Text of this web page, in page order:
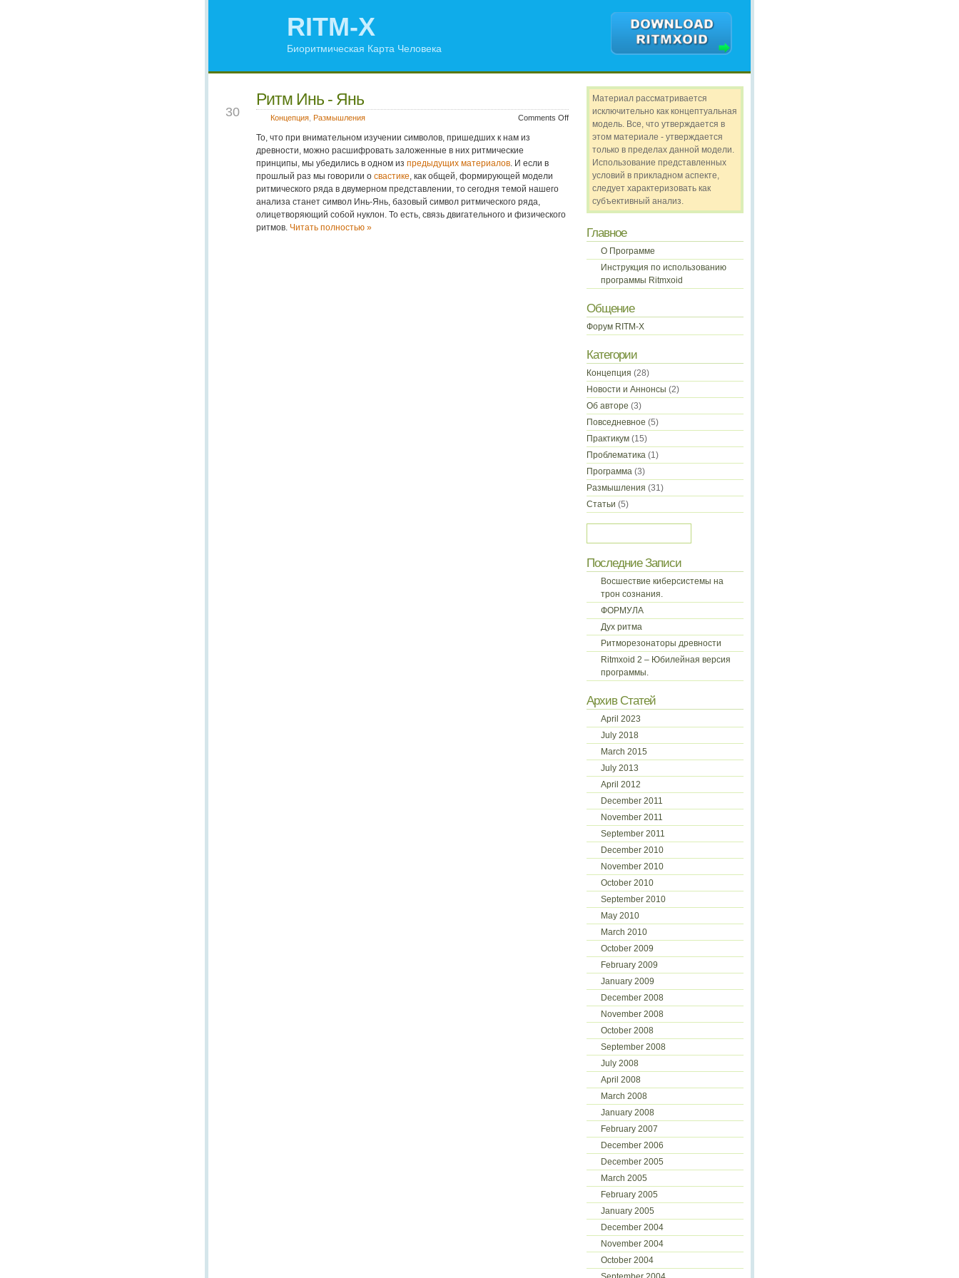
RITM-X
Биоритмическая Карта Человека
30
Ритм Инь - Янь
Концепция Размышления Comments Off
То, что при внимательном изучении символов, пришедших к нам из
древности, можно расшифровать заложенные в них ритмические
принципы, мы убедились в одном из предыдущих материалов. И если в
прошлый раз мы говорили о свастике, как общей, формирующей модели
ритмического ряда в двумерном представлении, то сегодня темой нашего
анализа станет символ Инь-Янь, базовый символ ритмического ряда,
олицетворяющий собой нуклон. То есть, связь двигательного и физического
ритмов. Читать полностью »
Материал рассматривается
исключительно как концептуальная
модель. Все, что утверждается в
этом материале - утверждается
только в пределах данной модели.
Использование представленных
условий в прикладном аспекте,
следует характеризовать как
субъективный анализ.
Главное
О Программе
Инструкция по использованию
программы Ritmxoid
Общение
Форум RITM-X
Категории
Концепция (28)
Новости и Аннонсы (2)
Об авторе (3)
Повседневное (5)
Практикум (15)
Проблематика (1)
Программа (3)
Размышления (31)
Статьи (5)
Последние Записи
Восшествие киберсистемы на
трон сознания.
ФОРМУЛА
Дух ритма
Ритморезонаторы древности
Ritmxoid 2 – Юбилейная версия
программы.
Архив Статей
April 2023
July 2018
March 2015
July 2013
April 2012
December 2011
November 2011
September 2011
December 2010
November 2010
October 2010
September 2010
May 2010
March 2010
October 2009
February 2009
January 2009
December 2008
November 2008
October 2008
September 2008
July 2008
April 2008
March 2008
January 2008
February 2007
December 2006
December 2005
March 2005
February 2005
January 2005
December 2004
November 2004
October 2004